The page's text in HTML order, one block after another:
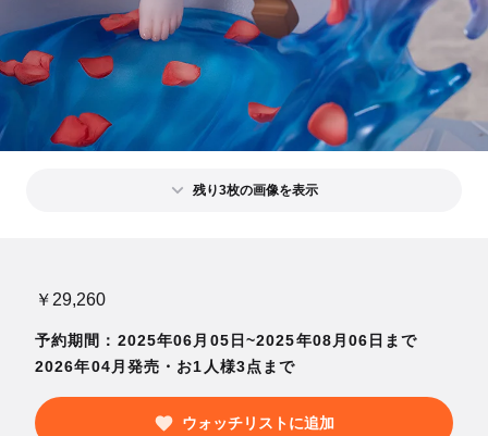
残り3枚の画像を表示
￥29,260
予約期間：2025年06月05日~2025年08月06日まで
2026年04月発売・お1人様3点まで
ウォッチリストに追加